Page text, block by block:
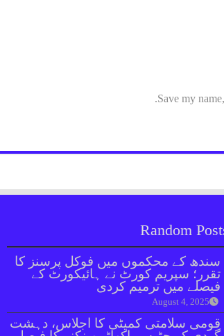
Save my
Random
سندھ کے محکموں میں فوکل پرسنز کا
تقرر؛ سپریم کورٹ نے ہائیکورٹ کے
فیصلے میں ترمیم کردی
August 4, 2025
قومی سلامتی کمیٹی کا اجلاس، دہشت